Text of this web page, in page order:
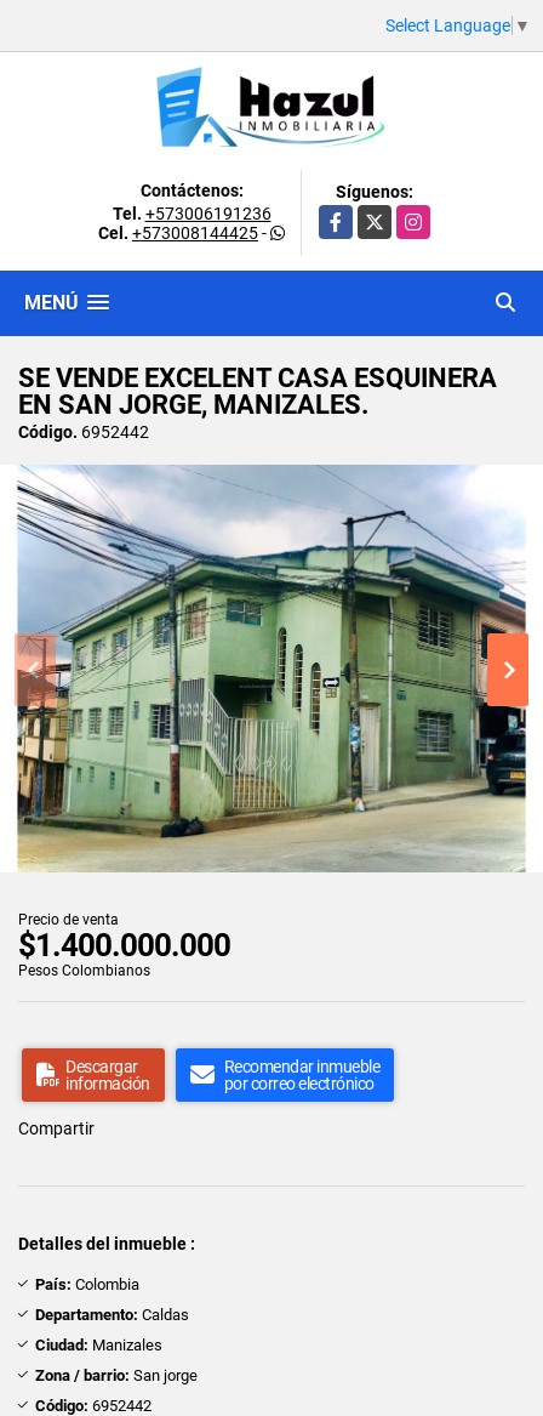
Select Language ▼
Contáctenos:
Tel. +573006191236
Cel. +573008144425-
Síguenos:
Facebook
X Instagram
MENÚ
SE VENDE EXCELENT CASA ESQUINERA
EN SAN JORGE, MANIZALES.
Código. 6952442
Precio de venta
$1.400.000.000
Pesos Colombianos
Descargar
información
Recomendar inmueble
por correo electrónico
Compartir
Detalles del inmueble :
País: Colombia
Departamento: Caldas
Ciudad: Manizales
Zona / barrio: San jorge
Código: 6952442